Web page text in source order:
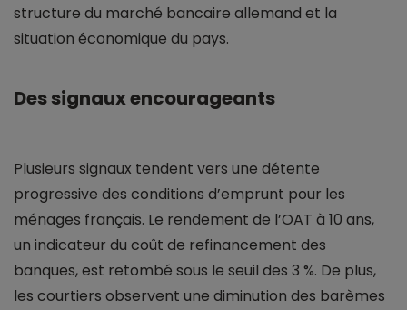
structure du marché bancaire allemand et la
situation économique du pays.
Des signaux encourageants
Plusieurs signaux tendent vers une détente
progressive des conditions d’emprunt pour les
ménages français. Le rendement de l’OAT à 10 ans,
un indicateur du coût de refinancement des
banques, est retombé sous le seuil des 3 %. De plus,
les courtiers observent une diminution des barèmes